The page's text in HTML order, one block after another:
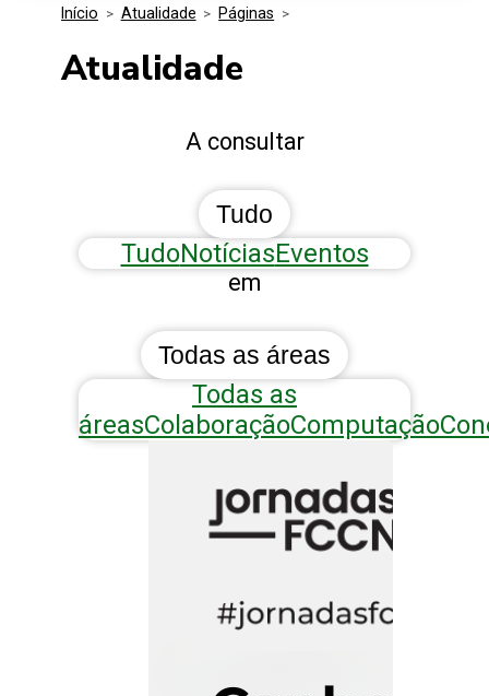
Media Kit
Eventos
Início > Atualidade > Páginas >
Atualidade
A consultar
Tudo
TudoNotíciasEventos
em
Todas as áreas
Todas as
áreasColaboraçãoComputação